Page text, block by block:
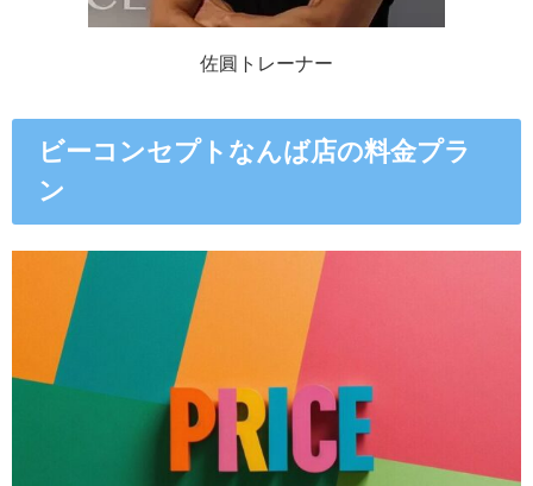
佐圓トレーナー
ビーコンセプトなんば店の料金プラ
ン